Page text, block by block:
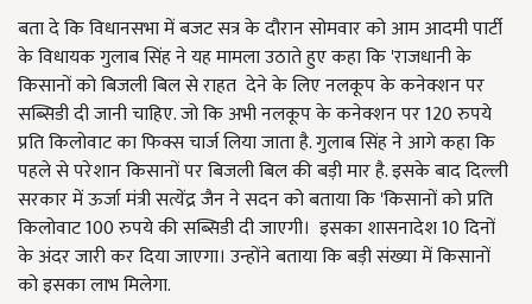
बता दे कि विधानसभा में बजट सत्र के दौरान सोमवार को आम आदमी पार्टी
के विधायक गुलाब सिंह ने यह मामला उठाते हुए कहा कि 'राजधानी के
किसानों को बिजली बिल से राहत देने के लिए नलकूप के कनेक्शन पर
सब्सिडी दी जानी चाहिए. जो कि अभी नलकूप के कनेक्शन पर 120 रुपये
प्रति किलोवाट का फिक्स चार्ज लिया जाता है. गुलाब सिंह ने आगे कहा कि
पहले से परेशान किसानों पर बिजली बिल की बड़ी मार है. इसके बाद दिल्ली
सरकार में ऊर्जा मंत्री सत्येंद्र जैन ने सदन को बताया कि 'किसानों को प्रति
किलोवाट 100 रुपये की सब्सिडी दी जाएगी। इसका शासनादेश 10 दिनों
के अंदर जारी कर दिया जाएगा। उन्होंने बताया कि बड़ी संख्या में किसानों
को इसका लाभ मिलेगा.